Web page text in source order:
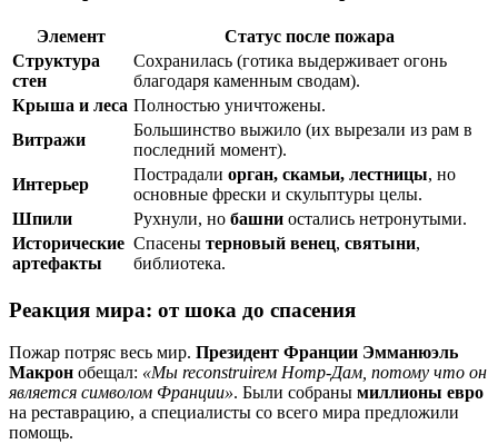
Элемент
Статус после пожара
Структура
стен
Сохранилась (готика выдерживает огонь
благодаря каменным сводам).
Крыша и леса Полностью уничтожены.
Витражи
Большинство выжило (их вырезали из рам в
последний момент).
Интерьер
Пострадали орган, скамьи, лестницы, но
основные фрески и скульптуры целы.
Шпили
Рухнули, но башни остались нетронутыми.
Исторические
артефакты
Спасены терновый венец, святыни,
библиотека.
Реакция мира: от шока до спасения
Пожар потряс весь мир. Президент Франции Эмманюэль
Макрон обещал: «Мы reconstruireм Нотр-Дам, потому что он
является символом Франции». Были собраны миллионы евро
на реставрацию, а специалисты со всего мира предложили
помощь.